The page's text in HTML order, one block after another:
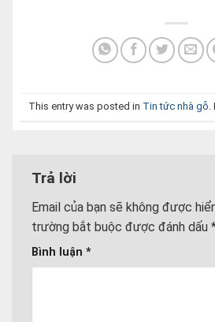
This entry was posted in Tin tức nhà gỗ
Trả lời
Email của bạn sẽ không được
trường bắt buộc được đánh dấu
Bình luận *